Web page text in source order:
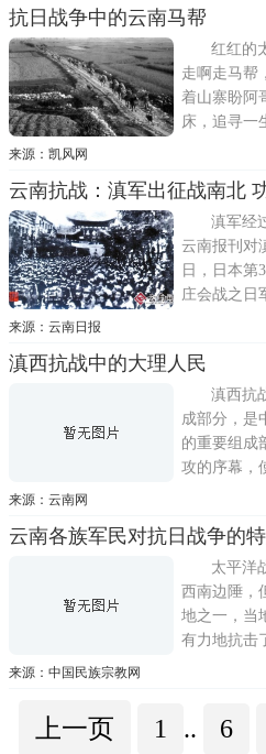
抗日战争中的云南马帮
红红的
走啊走马帮
着山寨盼阿
床，追寻一
村庄，踏
来源：凯风网
云南抗战：滇军出征战南北
滇军经
云南报刊对
日，日本第
庄会战之日
降。1937
来源：云南日报
滇西抗战中的大理人民
滇西抗
成部分，是
的重要组成
攻的序幕，
地的地区
来源：云南网
云南各族军民对抗日战争的
太平洋
西南边陲，
地之一，当
有力地抗击
最终将日
来源：中国民族宗教网
上一页 1 .. 6